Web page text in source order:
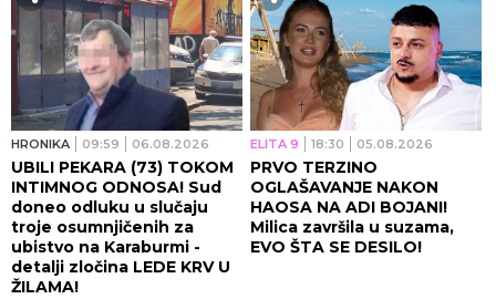
HRONIKA 09:59 06.08.2026
UBILI PEKARA (73) TOKOM
INTIMNOG ODNOSA! Sud
doneo odluku u slučaju
troje osumnjičenih za
ubistvo na Karaburmi -
detalji zločina LEDE KRV U
ŽILAMA!
ELITA 9 18:30 05.08.2026
PRVO TERZINO
OGLAŠAVANJE NAKON
HAOSA NA ADI BOJANI!
Milica završila u suzama,
EVO ŠTA SE DESILO!